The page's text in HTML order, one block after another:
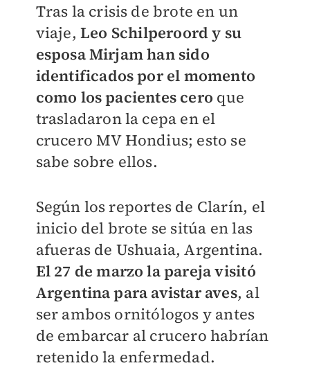
Tras la crisis de brote en un
viaje, Leo Schilperoord y su
esposa Mirjam han sido
identificados por el momento
como los pacientes cero que
trasladaron la cepa en el
crucero MV Hondius; esto se
sabe sobre ellos.
Según los reportes de Clarín, el
inicio del brote se sitúa en las
afueras de Ushuaia, Argentina.
El 27 de marzo la pareja visitó
Argentina para avistar aves, al
ser ambos ornitólogos y antes
de embarcar al crucero habrían
retenido la enfermedad.